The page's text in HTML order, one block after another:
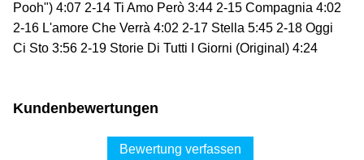
Pooh") 4:07 2-14 Ti Amo Però 3:44 2-15 Compagnia 4:02
2-16 L'amore Che Verrà 4:02 2-17 Stella 5:45 2-18 Oggi
Ci Sto 3:56 2-19 Storie Di Tutti I Giorni (Original) 4:24
Kundenbewertungen
Bewertung verfassen